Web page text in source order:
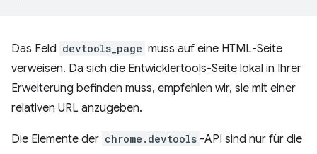
Das Feld devtools_page muss auf eine HTML-Seite
verweisen. Da sich die Entwicklertools-Seite lokal in Ihrer
Erweiterung befinden muss, empfehlen wir, sie mit einer
relativen URL anzugeben.
Die Elemente der chrome.devtools -API sind nur für die